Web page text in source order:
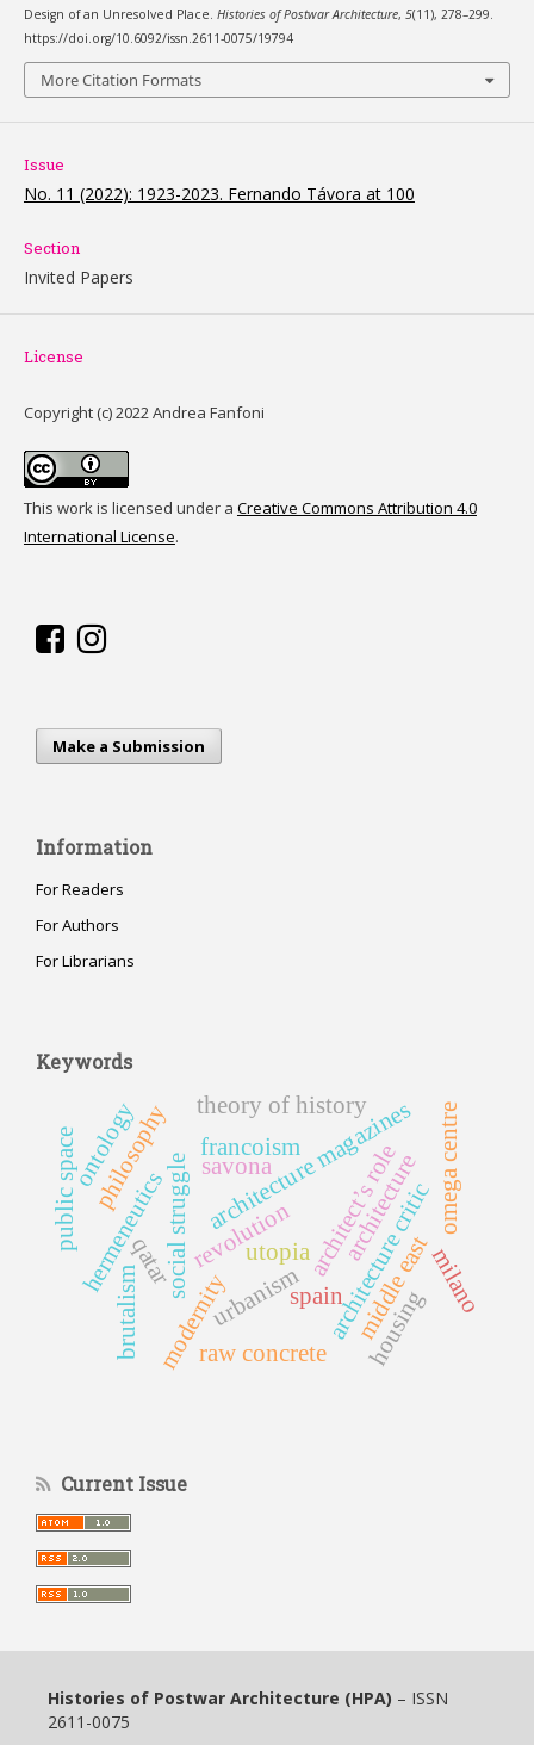
Design of an Unresolved Place. Histories of Postwar Architecture, 5(11), 278–299.
https://doi.org/10.6092/issn.2611-0075/19794
More Citation Formats
Issue
No. 11 (2022): 1923-2023. Fernando Távora at 100
Section
Invited Papers
License
Copyright (c) 2022 Andrea Fanfoni
This work is licensed under a Creative Commons Attribution 4.0
International License.
Make a Submission
Information
For Readers
For Authors
For Librarians
Keywords
utopia
revolutionarchitect’s role
social strugglearchitecture magazines
spain
francoism
architecture critic
architecture
urbanism middle east
qatar
hermeneutics
philosophy
modernity
ontology
public space
brutalism raw concrete housing
omega centre
milano
theory of history
savona
Current Issue
Histories of Postwar Architecture (HPA) – ISSN
2611-0075